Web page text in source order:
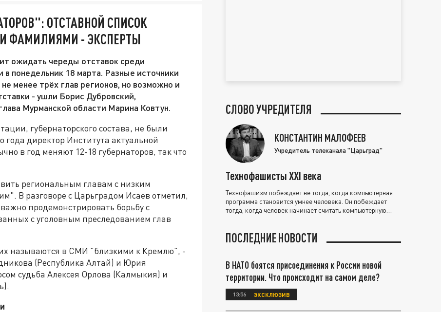
ОТСТАВНОЙ СПИСОК
ФАМИЛИЯМИ - ЭКСПЕРТЫ
ожидать череды отставок среди
понедельник 18 марта. Разные источники
менее трёх глав регионов, но возможно и
- ушли Борис Дубровский,
Мурманской области Марина Ковтун.
губернаторского состава, не были
директор Института актуальной
в год меняют 12-18 губернаторов, так что
региональным главам с низким
В разговоре с Царьградом Исаев отметил,
продемонстрировать борьбу с
с уголовным преследованием глав
называются в СМИ "близкими к Кремлю", -
(Республика Алтай) и Юрия
судьба Алексея Орлова (Калмыкия) и
СЛОВО УЧРЕДИТЕЛЯ
КОНСТАНТИН МАЛОФЕЕВ
Учредитель телеканала "Царьград"
Технофашисты XXI века
Технофашизм побеждает не тогда, когда компьютерная
программа становится умнее человека. Он побеждает
тогда, когда человек начинает считать компьютерную
ПОСЛЕДНИЕ НОВОСТИ
В НАТО боятся присоединения к России новой
территории. Что происходит на самом деле?
13:56 ЭКСКЛЮЗИВ